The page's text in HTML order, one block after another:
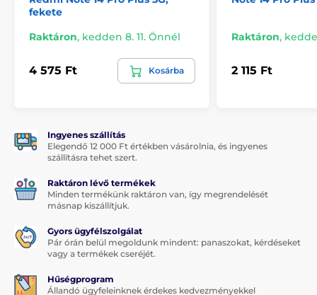
funkcionalitás és az esztétika között. Ez a tok
A praktikusság az első helyen:
A csúsztatható
kamerafedél és az állvány ideális társsá teszi ezt a
tokot nemcsak utazásokhoz, hanem mindennapi
hosszú élettartamát.
Szerezd be aCamslide Stand tokot
és stílussal, amit megérdemel.
és egyben trendi – minden egy tokban.
fekete
Raktáron, kedden 8. 11. Önnél
4 575 Ft Kosárba
Raktáron,
2 115 Ft
Ingyenes szállítás
Elegendő 12 000 Ft értékben vásárolnia, és ingyenes
szállításra tehet szert.
Raktáron lévő termékek
Minden termékünk raktáron van, így megrendelését
másnap kiszállítjuk.
Gyors ügyfélszolgálat
Pár órán belül megoldunk mindent: panaszokat, kérdéseket
vagy a termékek cseréjét.
Hűségprogram
Állandó ügyfeleinknek érdekes kedvezményekkel